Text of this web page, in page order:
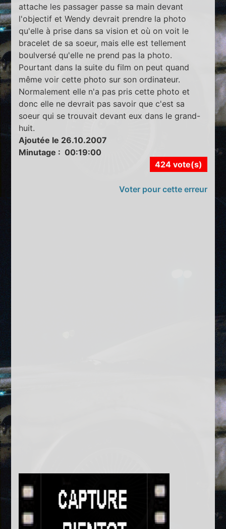
attache les passager passe sa main devant
l'objectif et Wendy devrait prendre la photo
qu'elle à prise dans sa vision et où on voit le
bracelet de sa soeur, mais elle est tellement
boulversé qu'elle ne prend pas la photo.
Pourtant dans la suite du film on peut quand
même voir cette photo sur son ordinateur.
Normalement elle n'a pas pris cette photo et
donc elle ne devrait pas savoir que c'est sa
soeur qui se trouvait devant eux dans le grand-
huit.
Ajoutée le 26.10.2007
Minutage : 00:19:00
424 vote(s)
Voter pour cette erreur